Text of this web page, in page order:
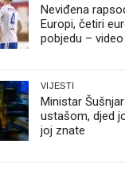
Neviđena
Europi, četiri
pobjedu – video
VIJESTI
Ministar
ustašom, djed
joj znate